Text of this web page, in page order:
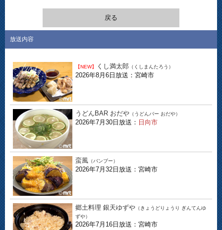
戻る
放送内容
【NEW】 くし満太郎 （くしまんたろう）
2026年8月6日放送：宮崎市
うどんBAR おだや （うどんバー おだや）
2026年7月30日放送： 日向市
蛮風 （バンブー）
2026年7月32日放送：宮崎市
郷土料理 銀天ゆずや （きょうどりょうり ぎんてんゆ
ずや）
2026年7月16日放送：宮崎市